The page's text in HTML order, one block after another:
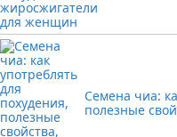
Семена чиа:
полезные